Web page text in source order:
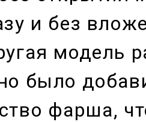
и без
модель
было
фарша,